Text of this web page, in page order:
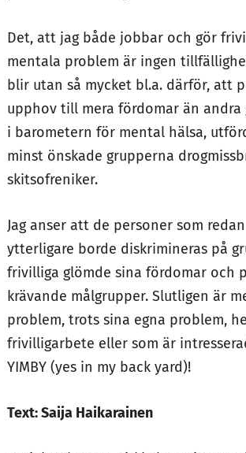
Det, att jag både jobbar och gör
mentala problem är ingen
blir utan så mycket bl.a. därför, att
upphov till mera fördomar än andra
i barometern för mental hälsa,
minst önskade grupperna
skitsofreniker.
Jag anser att de personer som
ytterligare borde diskrimineras på
frivilliga glömde sina fördomar och
krävande målgrupper. Slutligen är
problem, trots sina egna problem,
frivilligarbete eller som är
YIMBY (yes in my back yard)!
Text: Saija Haikarainen